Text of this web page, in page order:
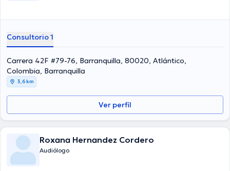
Consultorio 1
Carrera 42F #79-76, Barranquilla, 80020, Atlántico,
Colombia, Barranquilla
3,6 km
Ver perfil
Roxana Hernandez Cordero
Audiólogo